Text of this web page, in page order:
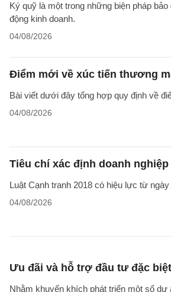
Ký quỹ là một trong những biện pháp
động kinh doanh.
04/08/2026
Điểm mới về xúc tiến thương
Bài viết dưới đây tổng hợp quy định về
04/08/2026
Tiêu chí xác định doanh
Luật Cạnh tranh 2018 có hiệu lực từ
04/08/2026
Ưu đãi và hỗ trợ đầu tư đặc
Nhằm khuyến khích phát triển một số